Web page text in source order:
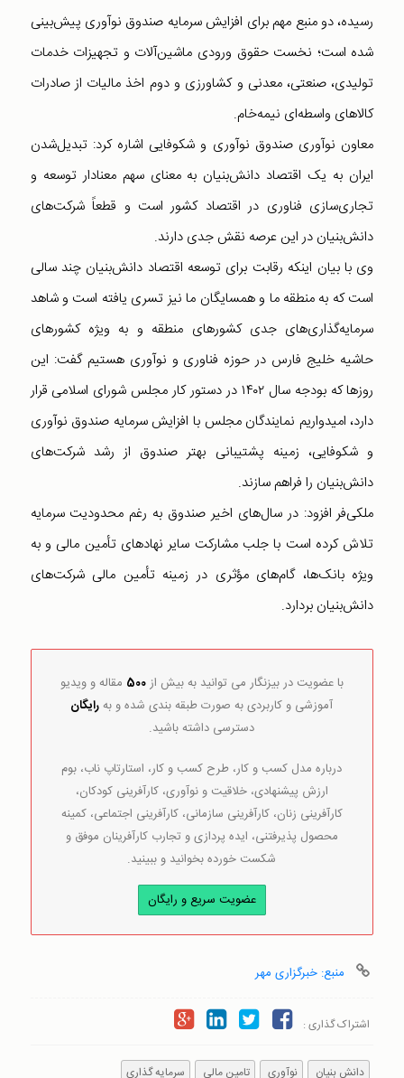
رسیده، دو منبع مهم برای افزایش سرمایه صندوق نوآوری پیش‌بینی
شده است؛ نخست حقوق ورودی ماشین‌آلات و تجهیزات خدمات
تولیدی، صنعتی، معدنی و کشاورزی و دوم اخذ مالیات از صادرات
کالاهای واسطه‌ای نیمه‌خام.
معاون نوآوری صندوق نوآوری و شکوفایی اشاره کرد: تبدیل‌شدن
ایران به یک اقتصاد دانش‌بنیان به معنای سهم معنادار توسعه و
تجاری‌سازی فناوری در اقتصاد کشور است و قطعاً شرکت‌های
دانش‌بنیان در این عرصه نقش جدی دارند.
وی با بیان اینکه رقابت برای توسعه اقتصاد دانش‌بنیان چند سالی
است که به منطقه ما و همسایگان ما نیز تسری یافته است و شاهد
سرمایه‌گذاری‌های جدی کشورهای منطقه و به ویژه کشورهای
حاشیه خلیج فارس در حوزه فناوری و نوآوری هستیم گفت: این
روزها که بودجه سال ۱۴۰۲ در دستور کار مجلس شورای اسلامی قرار
دارد، امیدواریم نمایندگان مجلس با افزایش سرمایه صندوق نوآوری
و شکوفایی، زمینه پشتیبانی بهتر صندوق از رشد شرکت‌های
دانش‌بنیان را فراهم سازند.
ملکی‌فر افزود: در سال‌های اخیر صندوق به رغم محدودیت سرمایه
تلاش کرده است با جلب مشارکت سایر نهادهای تأمین مالی و به
ویژه بانک‌ها، گام‌های مؤثری در زمینه تأمین مالی شرکت‌های
دانش‌بنیان بردارد.
با عضویت در بیزنگار می توانید به بیش از500 مقاله و ویدیو
آموزشی و کاربردی به صورت طبقه بندی شده و بهرایگان
دسترسی داشته باشید.
درباره مدل کسب و کار، طرح کسب و کار، استارتاپ ناب، بوم
ارزش پیشنهادی، خلاقیت و نوآوری، کارآفرینی کودکان،
کارآفرینی زنان، کارآفرینی سازمانی، کارآفرینی اجتماعی، کمینه
محصول پذیرفتنی، ایده پردازی و تجارب کارآفرینان موفق و
شکست خورده بخوانید و ببینید.
عضویت سریع و رایگان
منبع: خبرگزاری مهر
اشتراک گذاری :
دانش بنیان نوآوری تامین مالی سرمایه گذاری